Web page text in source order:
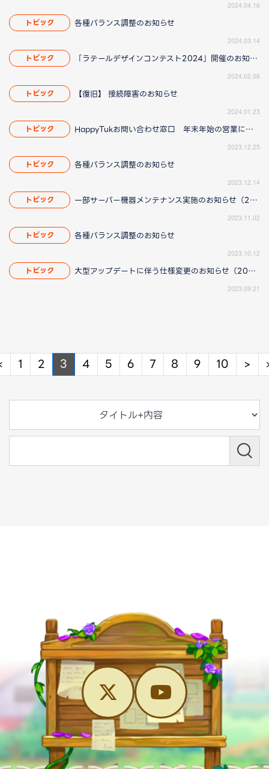
2024.04.16
トピック 各種バランス調整のお知らせ
2024.03.14
トピック 「ラテールデザインコンテスト2024」開催のお知らせ
2024.02.06
トピック 【復旧】 接続障害のお知らせ
2024.01.23
トピック HappyTukお問い合わせ窓口 年末年始の営業について
2023.12.25
トピック 各種バランス調整のお知らせ
2023.12.14
トピック 一部サーバー機器メンテナンス実施のお知らせ（2023/11/06 11:15更新）
2023.11.02
トピック 各種バランス調整のお知らせ
2023.10.12
トピック 大型アップデートに伴う仕様変更のお知らせ（2023/10/12 17:00更新）
2023.09.21
Previous
1 2 3 4 5 6 7 8 9 10 >